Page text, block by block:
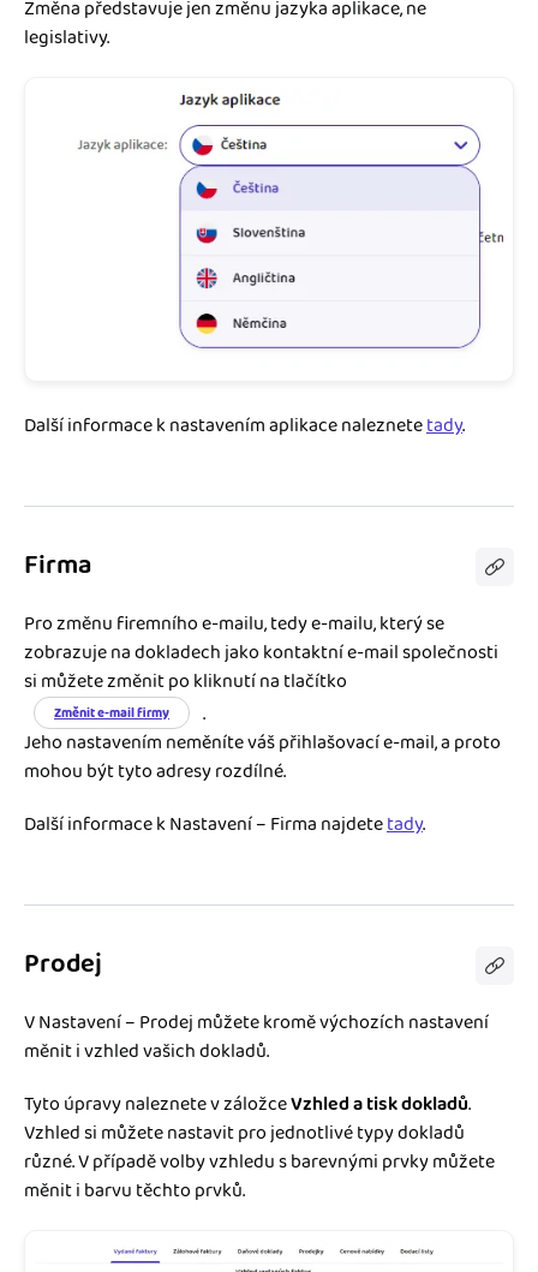
Změna představuje jen změnu jazyka aplikace, ne
legislativy.
Další informace k nastavením aplikace naleznetetady.
Firma
Pro změnu firemního e-mailu, tedy e-mailu, který se
zobrazuje na dokladech jako kontaktní e-mail společnosti
si můžete změnit po kliknutí na tlačítko
Změnit e-mail firmy
.
Jeho nastavením neměníte váš přihlašovací e-mail, a proto
mohou být tyto adresy rozdílné.
Další informace k Nastavení – Firma najdetetady.
Prodej
V Nastavení – Prodej můžete kromě výchozích nastavení
měnit i vzhled vašich dokladů.
Tyto úpravy naleznete v záložceVzhled a tisk dokladů.
Vzhled si můžete nastavit pro jednotlivé typy dokladů
různé. V případě volby vzhledu s barevnými prvky můžete
měnit i barvu těchto prvků.